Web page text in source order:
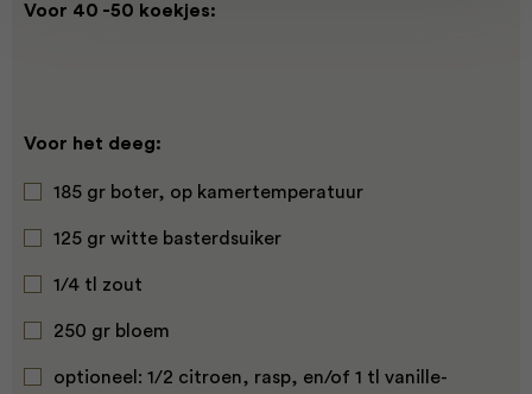
Voor 40 -50 koekjes:
Voor het deeg:
185 gr boter, op kamertemperatuur
125 gr witte basterdsuiker
1/4 tl zout
250 gr bloem
optioneel: 1/2 citroen, rasp, en/of 1 tl vanille-